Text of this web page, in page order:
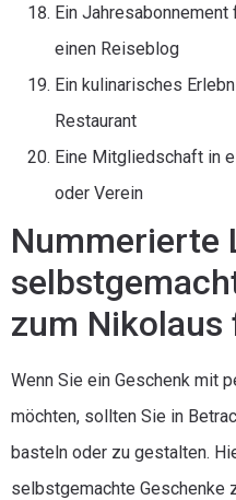
Ein
einen Reiseblog
Ein kulinarisches
Restaurant
Eine Mitgliedschaft in
oder Verein
Nummerierte
zum Nikolaus
Wenn Sie ein Geschenk mit
möchten, sollten Sie in
basteln oder zu gestalten.
selbstgemachte Geschenke